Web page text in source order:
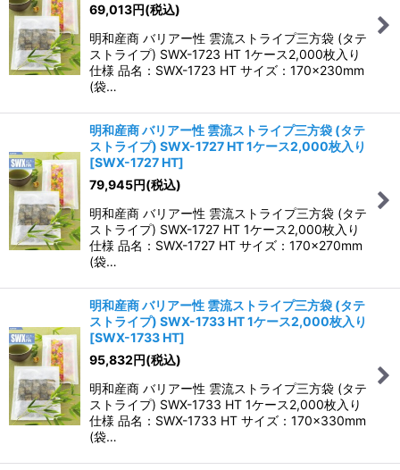
69,013円(税込)
明和産商 バリアー性 雲流ストライプ三方袋 (タテ
ストライプ) SWX-1723 HT 1ケース2,000枚入り
仕様 品名：SWX-1723 HT サイズ：170×230mm
(袋…
明和産商 バリアー性 雲流ストライプ三方袋 (タテ
ストライプ) SWX-1727 HT 1ケース2,000枚入り
[SWX-1727 HT]
79,945円(税込)
明和産商 バリアー性 雲流ストライプ三方袋 (タテ
ストライプ) SWX-1727 HT 1ケース2,000枚入り
仕様 品名：SWX-1727 HT サイズ：170×270mm
(袋…
明和産商 バリアー性 雲流ストライプ三方袋 (タテ
ストライプ) SWX-1733 HT 1ケース2,000枚入り
[SWX-1733 HT]
95,832円(税込)
明和産商 バリアー性 雲流ストライプ三方袋 (タテ
ストライプ) SWX-1733 HT 1ケース2,000枚入り
仕様 品名：SWX-1733 HT サイズ：170×330mm
(袋…